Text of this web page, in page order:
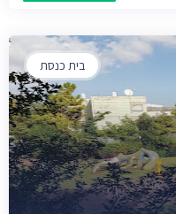
בית כנסת